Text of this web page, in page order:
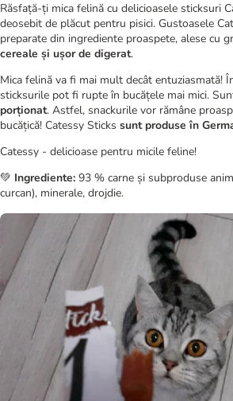
Răsfață-ți mica felină cu delicioasele sticksuri
deosebit de plăcut pentru pisici. Gustoasele
preparate din ingrediente proaspete, alese cu
cereale și ușor de digerat.
Mica felină va fi mai mult decât entuziasmată!
sticksurile pot fi rupte în bucățele mai mici.
porționat. Astfel, snackurile vor rămâne
bucățică! Catessy Sticks sunt produse în
Catessy - delicioase pentru micile feline!
💚 Ingrediente: 93 % carne și subproduse
curcan), minerale, drojdie.